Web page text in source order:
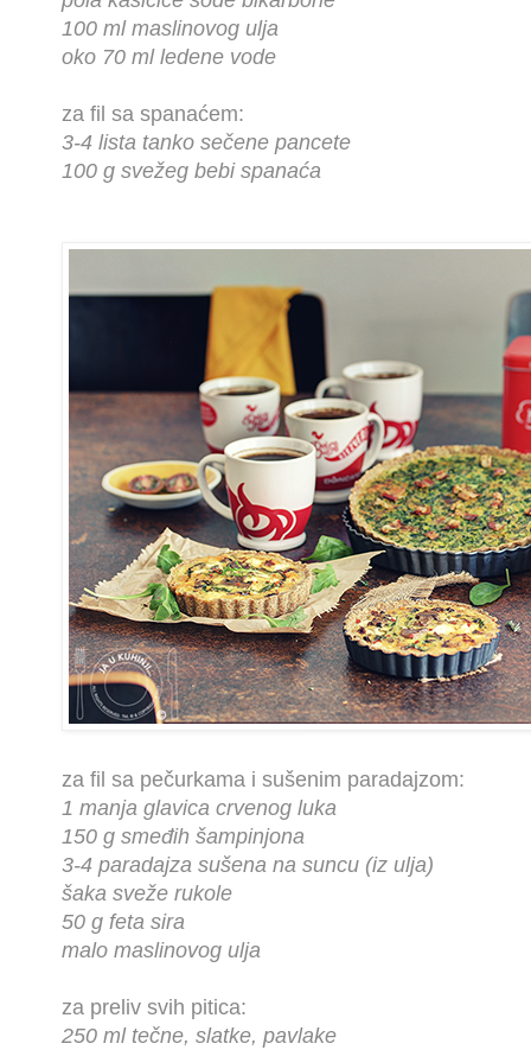
100 ml maslinovog ulja
oko 70 ml ledene vode
za fil sa spanaćem:
3-4 lista tanko sečene pancete
100 g svežeg bebi spanaća
za fil sa pečurkama i sušenim paradajzom:
1 manja glavica crvenog luka
150 g smeđih šampinjona
3-4 paradajza sušena na suncu (iz ulja)
šaka sveže rukole
50 g feta sira
malo maslinovog ulja
za preliv svih pitica:
250 ml tečne, slatke, pavlake